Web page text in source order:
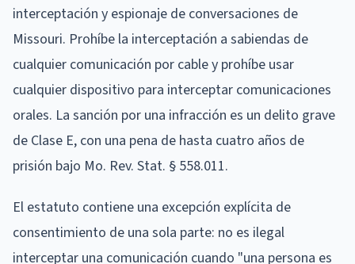
interceptación y espionaje de conversaciones de
Missouri. Prohíbe la interceptación a sabiendas de
cualquier comunicación por cable y prohíbe usar
cualquier dispositivo para interceptar comunicaciones
orales. La sanción por una infracción es un delito grave
de Clase E, con una pena de hasta cuatro años de
prisión bajo Mo. Rev. Stat. § 558.011.
El estatuto contiene una excepción explícita de
consentimiento de una sola parte: no es ilegal
interceptar una comunicación cuando "una persona es